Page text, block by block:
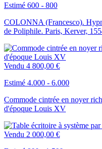
Estimé 600 - 800
COLONNA (Francesco).
de Poliphile. Paris, Kerver,
Vendu 4 800,00 €
Estimé 4.000 - 6.000
Commode cintrée en noyer
d'époque Louis XV
Vendu 2 000,00 €